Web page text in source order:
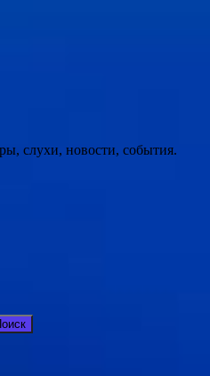
слухи, новости, события.